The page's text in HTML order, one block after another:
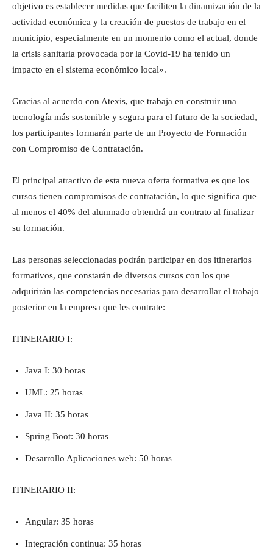
objetivo es establecer medidas que faciliten la dinamización de la
actividad económica y la creación de puestos de trabajo en el
municipio, especialmente en un momento como el actual, donde
la crisis sanitaria provocada por la Covid-19 ha tenido un
impacto en el sistema económico local».
Gracias al acuerdo con Atexis, que trabaja en construir una
tecnología más sostenible y segura para el futuro de la sociedad,
los participantes formarán parte de un Proyecto de Formación
con Compromiso de Contratación.
El principal atractivo de esta nueva oferta formativa es que los
cursos tienen compromisos de contratación, lo que significa que
al menos el 40% del alumnado obtendrá un contrato al finalizar
su formación.
Las personas seleccionadas podrán participar en dos itinerarios
formativos, que constarán de diversos cursos con los que
adquirirán las competencias necesarias para desarrollar el trabajo
posterior en la empresa que les contrate:
ITINERARIO I:
Java I: 30 horas
UML: 25 horas
Java II: 35 horas
Spring Boot: 30 horas
Desarrollo Aplicaciones web: 50 horas
ITINERARIO II:
Angular: 35 horas
Integración continua: 35 horas